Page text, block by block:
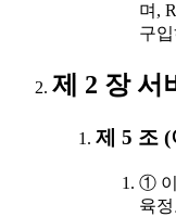
며,
구
제 2 장 서
제 5 조
① 이
육